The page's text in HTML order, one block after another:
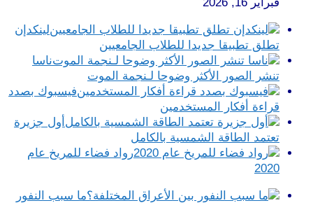
لينكدإن
تطلق تطبيقا جديدا للطلاب الجامعيين‎
ناسا
تنشر الصور الأكثر وضوحا لـنجمة الموت
فيسبوك بصدد
قراءة أفكار المستخدمين
أول جزيرة
تعتمد الطاقة الشمسية بالكامل
رواد فضاء للمريخ عام
2020
ما سبب النفور